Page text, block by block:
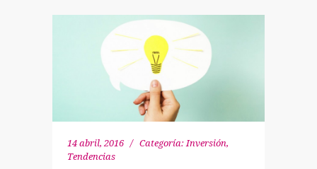
14 abril, 2016 Categoría: Inversión,
Tendencias